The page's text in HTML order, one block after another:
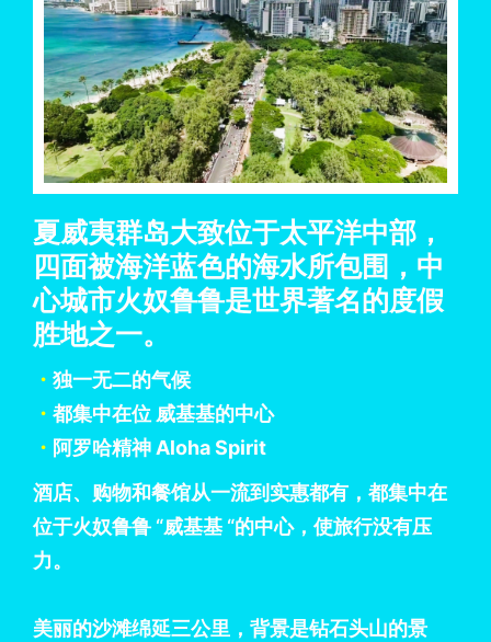
夏威夷群岛大致位于太平洋中部，
四面被海洋蓝色的海水所包围，中
心城市火奴鲁鲁是世界著名的度假
胜地之一。
・ 独一无二的气候
・ 都集中在位 威基基的中心
・ 阿罗哈精神 Aloha Spirit
酒店、购物和餐馆从一流到实惠都有，都集中在
位于火奴鲁鲁 “威基基 “的中心，使旅行没有压
力。
美丽的沙滩绵延三公里，背景是钻石头山的景